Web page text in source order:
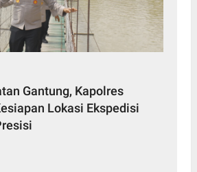
Gantung, Kapolres
Lokasi Ekspedisi